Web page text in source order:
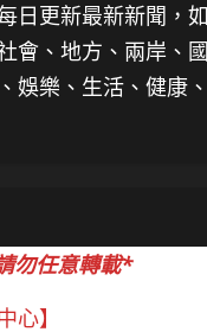
日更新最新新聞 ，
會、地方、兩岸、
娛樂、生活、健康
勿任意轉載*
心】